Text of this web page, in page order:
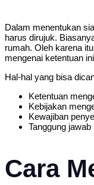
Dalam menentukan
harus dirujuk.
rumah. Oleh karena
mengenai ketentuan
Hal-hal yang bisa
Ketentuan
Kebijakan
Kewajiban
Tanggung
Cara